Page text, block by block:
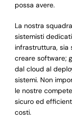
possa avere.
La nostra
sistemisti
infrastruttura, sia
creare software;
dal cloud al
sistemi. Non
le nostre
sicuro ed
costi.